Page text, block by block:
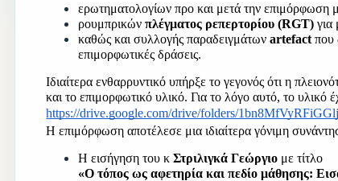
ερωτηματολογίων προ και μετά την επιμόρφωση
ρουμπρικών πλέγματος ρεπερτορίου (RGT) για
καθώς και συλλογής παραδειγμάτων artefact που
επιμορφωτικές δράσεις.
Ιδιαίτερα ενθαρρυντικό υπήρξε το γεγονός ότι η
και το επιμορφωτικό υλικό. Για το λόγο αυτό, το υλικό
https://drive.google.com/drive/folders/
Η επιμόρφωση αποτέλεσε μια ιδιαίτερα γόνιμη
Η εισήγηση του κ Στριλιγκά Γεώργιο με τίτλο
«Ο τόπος ως αφετηρία και πεδίο μάθησης: